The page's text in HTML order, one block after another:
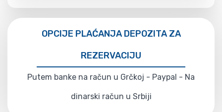
OPCIJE PLAĆANJA DEPOZITA ZA
REZERVACIJU
Putem banke na račun u Grčkoj - Paypal - Na
dinarski račun u Srbiji